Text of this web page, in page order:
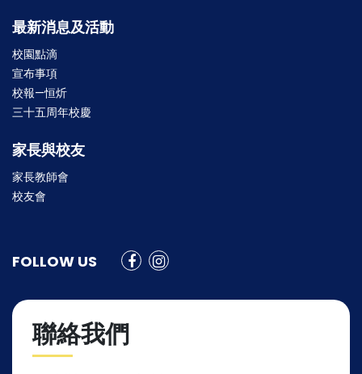
最新消息及活動
校園點滴
宣布事項
校報—恒炘
三十五周年校慶
家長與校友
家長教師會
校友會
FOLLOW US
聯絡我們